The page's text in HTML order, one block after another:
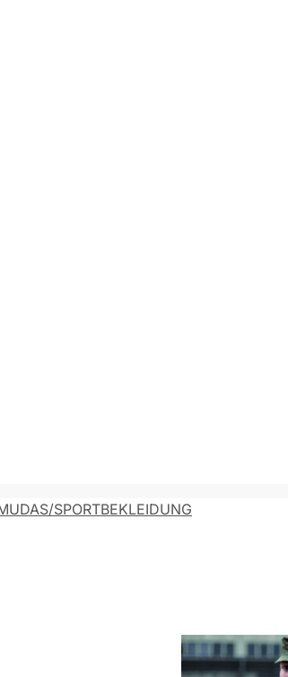
SPORTBEKLEIDUNG